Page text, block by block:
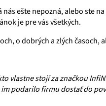
ešte nepozná, alebo ste
je pre vás všetkých.
o dobrých a zlých časoch,
vlastne stojí za značkou
podarilo firmu dostať do